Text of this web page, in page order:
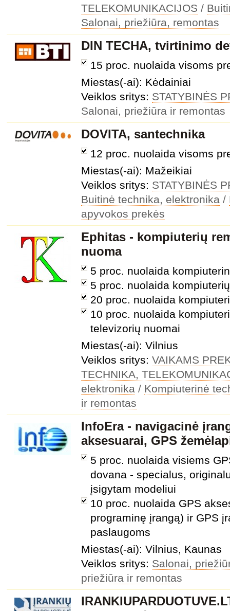
TELEKOMUNIKACIJOS /
Salonai, priežiūra, remontas
DIN TECHA, tvirtinimo
15 proc. nuolaida visoms
Miestas(-ai): Kėdainiai
Veiklos sritys: STATYBINĖS
Salonai, priežiūra ir remontas
DOVITA, santechnika
12 proc. nuolaida visoms
Miestas(-ai): Mažeikiai
Veiklos sritys: STATYBINĖS
Buitinė technika, elektronika /
apyvokos prekės
Ephitas - kompiuterių
nuoma
5 proc. nuolaida
5 proc. nuolaida
20 proc. nuolaida
10 proc. nuolaida
televizorių nuomai
Miestas(-ai): Vilnius
Veiklos sritys: VAIKAMS
TECHNIKA,
elektronika / Kompiuterinė
ir remontas
InfoEra - navigacinė
aksesuarai, GPS
5 proc. nuolaida visiems
dovana - specialus,
įsigytam modeliui
10 proc. nuolaida GPS
programinę įrangą) ir GPS
paslaugoms
Miestas(-ai): Vilnius, Kaunas
Veiklos sritys: Salonai,
priežiūra ir remontas